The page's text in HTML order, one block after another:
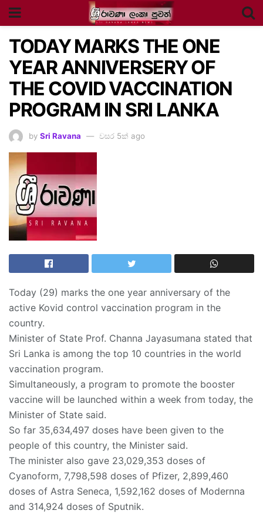
TODAY MARKS THE ONE
YEAR ANNIVERSERY OF
THE COVID VACCINATION
PROGRAM IN SRI LANKA
by Sri Ravana වසර 5ක් ago
Today (29) marks the one year anniversary of the
active Kovid control vaccination program in the
country.
Minister of State Prof. Channa Jayasumana stated that
Sri Lanka is among the top 10 countries in the world
vaccination program.
Simultaneously, a program to promote the booster
vaccine will be launched within a week from today, the
Minister of State said.
So far 35,634,497 doses have been given to the
people of this country, the Minister said.
The minister also gave 23,029,353 doses of
Cyanoform, 7,798,598 doses of Pfizer, 2,899,460
doses of Astra Seneca, 1,592,162 doses of Modernna
and 314,924 doses of Sputnik.